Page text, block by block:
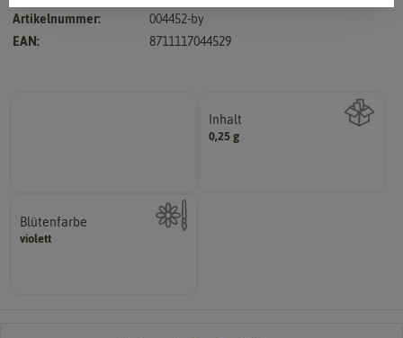
Artikelnummer:
004452-by
EAN:
8711117044529
Inhalt
0,25 g
Blütenfarbe
violett
Kann auch mehrfarbig sein.